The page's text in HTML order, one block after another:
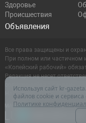
Здоровье
Происшествия
Объявления
Все права защищены и
При полном или частичном
«Копейский рабочий»
Редакция не несет
содержащейся в рекламных
Настоящий ресурс может
Используя сайт kr-
файлов cookie и
Политике